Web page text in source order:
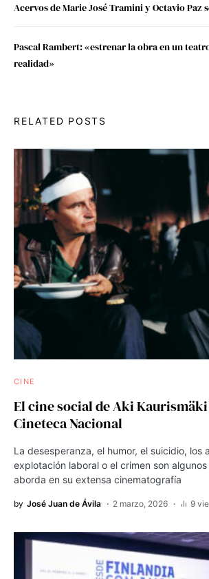
Acervos de Marie José Tramini y Octavio Paz
Pascal Rambert: «estrenar la obra en un
realidad»
RELATED POSTS
CINE
El cine social de Aki
Cineteca Nacional
La desesperanza, el humor, el suicidio, los
explotación laboral o el crimen son
aborda en su extensa cinematografía
by José Juan de Ávila 2 marzo, 2026 9